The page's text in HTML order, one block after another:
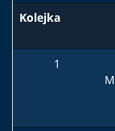
Kolejka
1